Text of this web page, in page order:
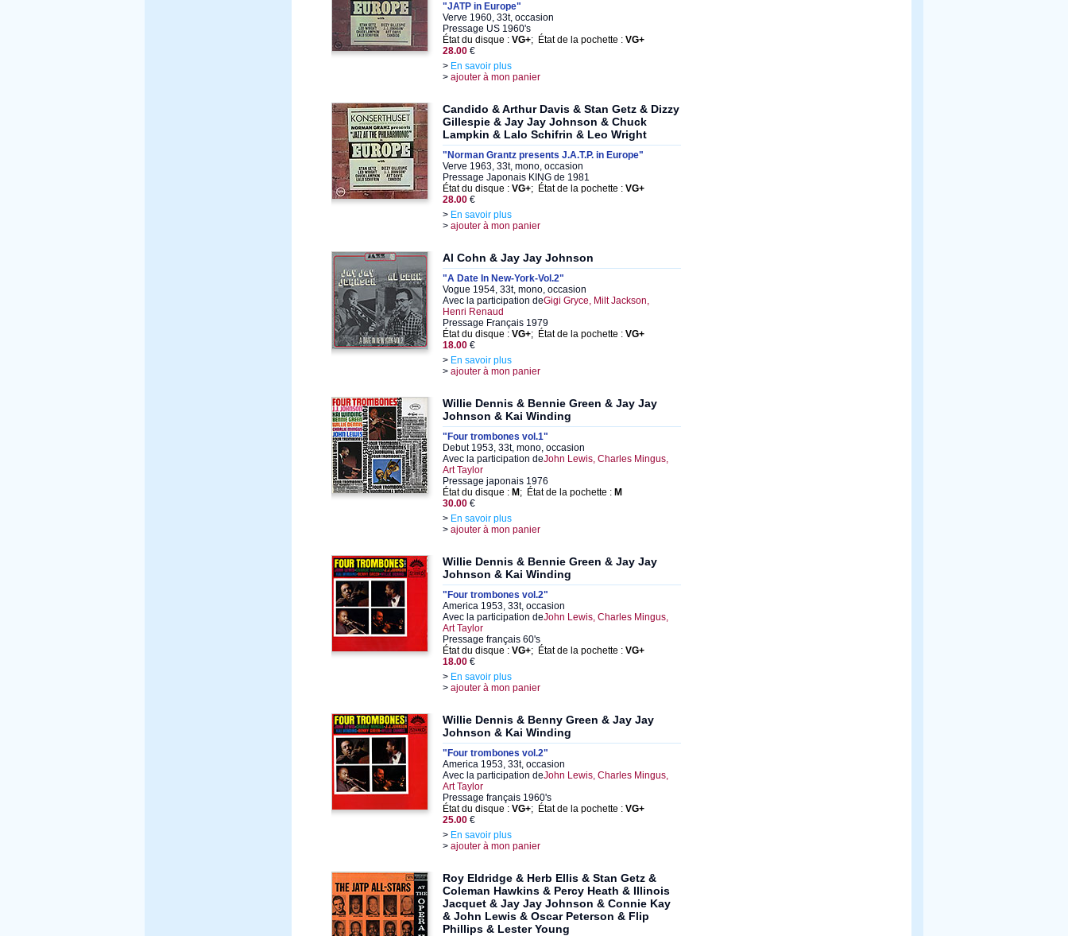
"JATP in Europe"
Verve 1960, 33t, occasion
Pressage US 1960's
État du disque : VG+; État de la pochette : VG+
28.00 €
> En savoir plus
> ajouter à mon panier
Candido & Arthur Davis & Stan Getz & Dizzy
Gillespie & Jay Jay Johnson & Chuck
Lampkin & Lalo Schifrin & Leo Wright
"Norman Grantz presents J.A.T.P. in Europe"
Verve 1963, 33t, mono, occasion
Pressage Japonais KING de 1981
État du disque : VG+; État de la pochette : VG+
28.00 €
> En savoir plus
> ajouter à mon panier
Al Cohn & Jay Jay Johnson
"A Date In New-York-Vol.2"
Vogue 1954, 33t, mono, occasion
Avec la participation deGigi Gryce, Milt Jackson,
Henri Renaud
Pressage Français 1979
État du disque : VG+; État de la pochette : VG+
18.00 €
> En savoir plus
> ajouter à mon panier
Willie Dennis & Bennie Green & Jay Jay
Johnson & Kai Winding
"Four trombones vol.1"
Debut 1953, 33t, mono, occasion
Avec la participation deJohn Lewis, Charles Mingus,
Art Taylor
Pressage japonais 1976
État du disque : M ; État de la pochette : M
30.00 €
> En savoir plus
> ajouter à mon panier
Willie Dennis & Bennie Green & Jay Jay
Johnson & Kai Winding
"Four trombones vol.2"
America 1953, 33t, occasion
Avec la participation deJohn Lewis, Charles Mingus,
Art Taylor
Pressage français 60's
État du disque : VG+; État de la pochette : VG+
18.00 €
> En savoir plus
> ajouter à mon panier
Willie Dennis & Benny Green & Jay Jay
Johnson & Kai Winding
"Four trombones vol.2"
America 1953, 33t, occasion
Avec la participation deJohn Lewis, Charles Mingus,
Art Taylor
Pressage français 1960's
État du disque : VG+; État de la pochette : VG+
25.00 €
> En savoir plus
> ajouter à mon panier
Roy Eldridge & Herb Ellis & Stan Getz &
Coleman Hawkins & Percy Heath & Illinois
Jacquet & Jay Jay Johnson & Connie Kay
& John Lewis & Oscar Peterson & Flip
Phillips & Lester Young